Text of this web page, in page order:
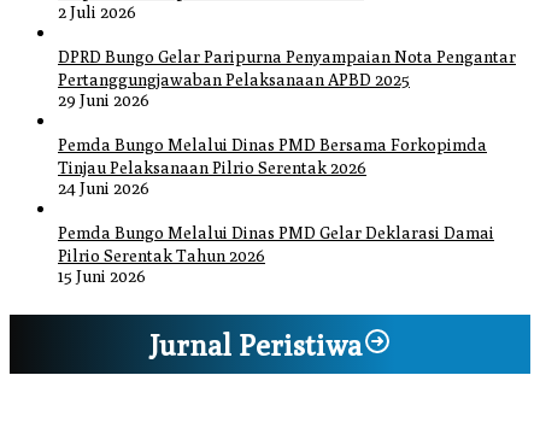
2 Juli 2026
DPRD Bungo Gelar Paripurna Penyampaian Nota Pengantar
Pertanggungjawaban Pelaksanaan APBD 2025
29 Juni 2026
Pemda Bungo Melalui Dinas PMD Bersama Forkopimda
Tinjau Pelaksanaan Pilrio Serentak 2026
24 Juni 2026
Pemda Bungo Melalui Dinas PMD Gelar Deklarasi Damai
Pilrio Serentak Tahun 2026
15 Juni 2026
Jurnal Peristiwa